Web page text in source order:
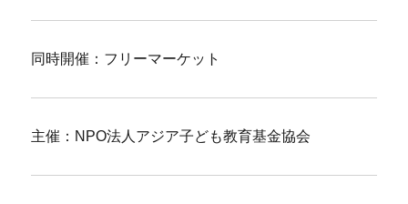
同時開催：フリーマーケット
主催：NPO法人アジア子ども教育基金協会